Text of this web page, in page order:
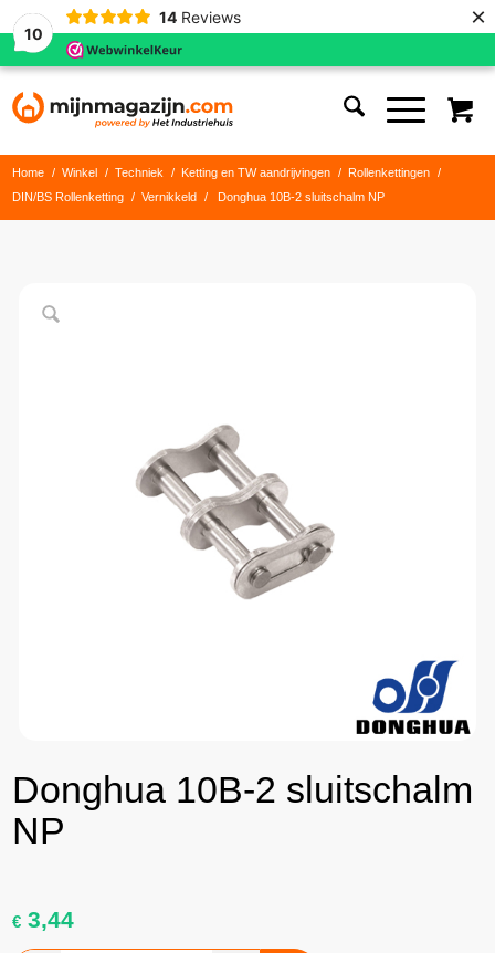
10
14 Reviews ×
Home / Winkel / Techniek / Ketting en TW aandrijvingen / Rollenkettingen
/
DIN/BS Rollenketting
/ Vernikkeld / Donghua 10B-2 sluitschalm NP
Donghua 10B-2 sluitschalm
NP
€ 3,44